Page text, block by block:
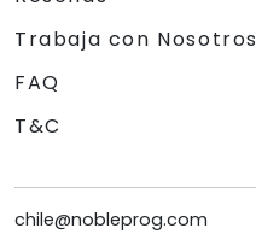
Trabaja con Nosotros
FAQ
T&C
chile@nobleprog.com